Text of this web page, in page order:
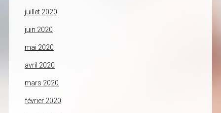
juillet 2020
juin 2020
mai 2020
avril 2020
mars 2020
février 2020